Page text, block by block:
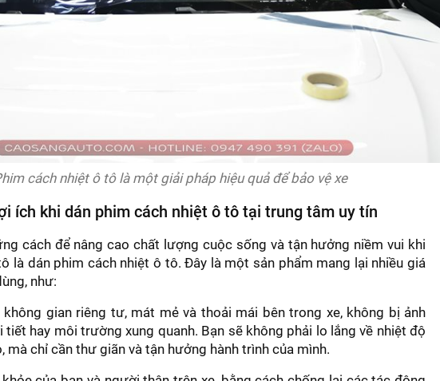
cách nhiệt ô tô là một giải pháp hiệu quả để bảo vệ xe
ích khi dán phim cách nhiệt ô tô tại trung tâm uy tín
cách để nâng cao chất lượng cuộc sống và tận hưởng niềm vui khi
là dán phim cách nhiệt ô tô. Đây là một sản phẩm mang lại nhiều giá
như:
gian riêng tư, mát mẻ và thoải mái bên trong xe, không bị ảnh
hay môi trường xung quanh. Bạn sẽ không phải lo lắng về nhiệt độ
mà chỉ cần thư giãn và tận hưởng hành trình của mình.